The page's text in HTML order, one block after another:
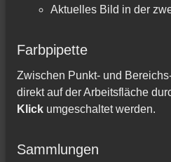
Aktuelles Bild in der
Farbpipette
Zwischen Punkt- und
direkt auf der Arbeitsfläche
Klick umgeschaltet werden.
Sammlungen